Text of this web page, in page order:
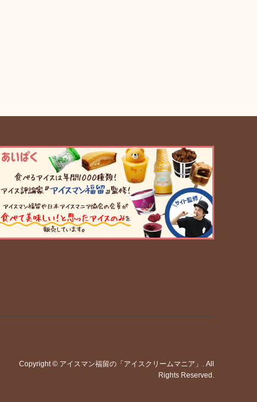
Copyright© アイスマン福留の「アイスクリームマニア」 . All
Rights Reserved.